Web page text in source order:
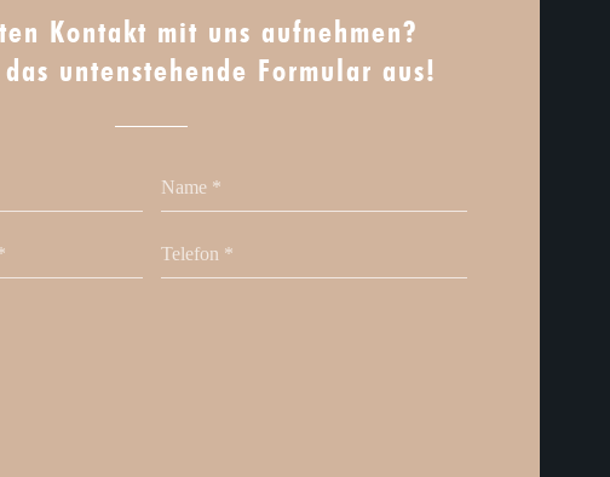
Kontakt mit uns aufnehmen?
untenstehende Formular aus!